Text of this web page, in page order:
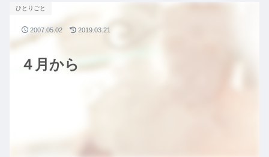
４月から
ひとりごと
2007.05.02 2019.03.21